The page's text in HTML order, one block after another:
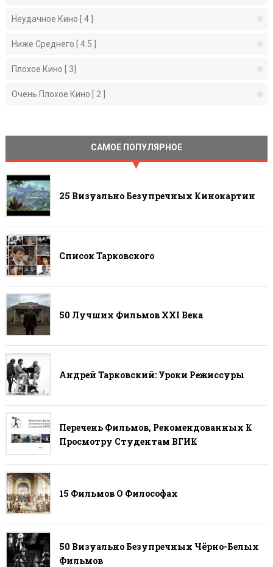
Неудачное Кино [ 4 ]
Ниже Среднего [ 4.5 ]
Плохое Кино [ 3]
Очень Плохое Кино [ 2 ]
САМОЕ ПОПУЛЯРНОЕ
25 Визуально Безупречных Кинокартин
Список Тарковского
50 Лучших Фильмов ХХI Века
Андрей Тарковский: Уроки Режиссуры
Перечень Фильмов, Рекомендованных К
Просмотру Студентам ВГИК
15 Фильмов О Философах
50 Визуально Безупречных Чёрно-Белых
Фильмов